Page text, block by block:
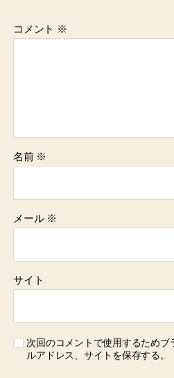
コメント ※
名前 ※
メール ※
サイト
次回のコメントで使用するためブ
ルアドレス、サイトを保存する。